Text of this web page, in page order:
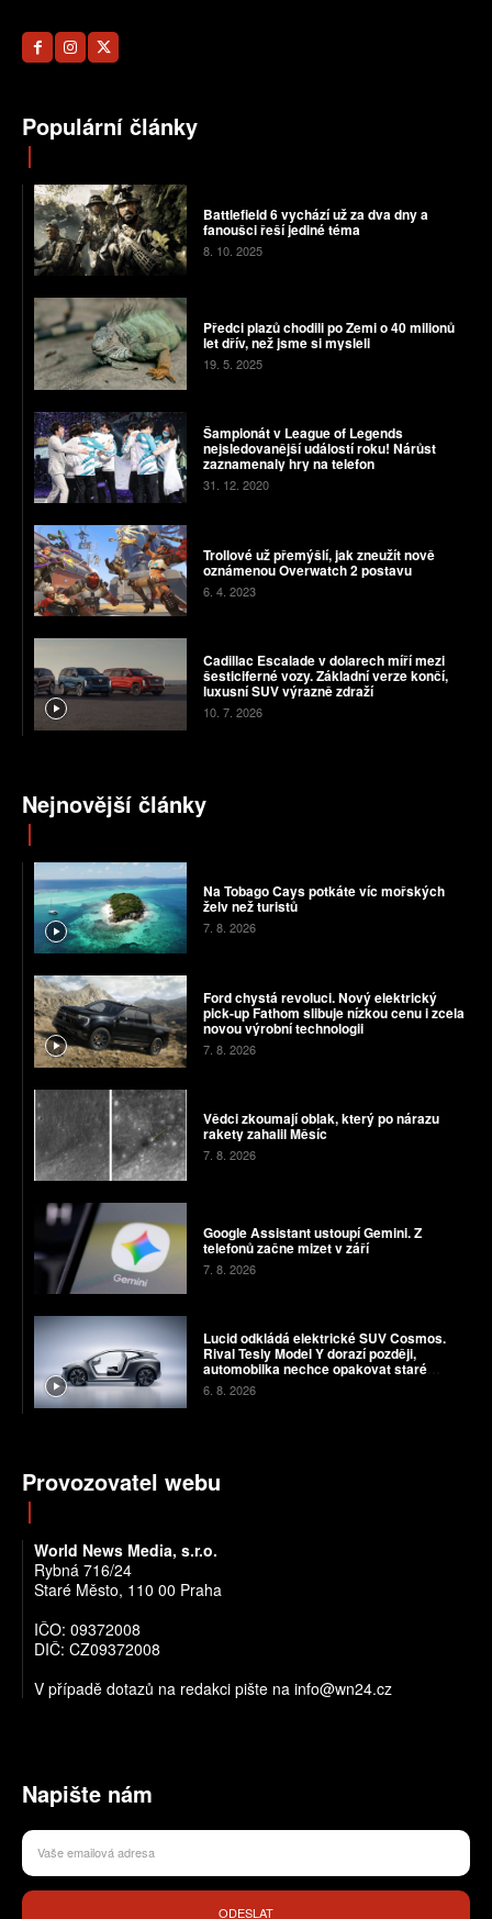
Populární články
Battlefield 6 vychází už za dva dny a
fanoušci řeší jediné téma
8. 10. 2025
Předci plazů chodili po Zemi o 40 milionů
let dřív, než jsme si mysleli
19. 5. 2025
Šampionát v League of Legends
nejsledovanější událostí roku! Nárůst
zaznamenaly hry na telefon
31. 12. 2020
Trollové už přemýšlí, jak zneužít nově
oznámenou Overwatch 2 postavu
6. 4. 2023
Cadillac Escalade v dolarech míří mezi
šesticiferné vozy. Základní verze končí,
luxusní SUV výrazně zdraží
10. 7. 2026
Nejnovější články
Na Tobago Cays potkáte víc mořských
želv než turistů
7. 8. 2026
Ford chystá revoluci. Nový elektrický
pick-up Fathom slibuje nízkou cenu i zcela
novou výrobní technologii
7. 8. 2026
Vědci zkoumají oblak, který po nárazu
rakety zahalil Měsíc
7. 8. 2026
Google Assistant ustoupí Gemini. Z
telefonů začne mizet v září
7. 8. 2026
Lucid odkládá elektrické SUV Cosmos.
Rival Tesly Model Y dorazí později,
automobilka nechce opakovat staré
chyby
6. 8. 2026
Provozovatel webu
World News Media, s.r.o.
Rybná 716/24
Staré Město, 110 00 Praha
IČO: 09372008
DIČ: CZ09372008
V případě dotazů na redakci pište na info@wn24.cz
Napište nám
ODESLAT